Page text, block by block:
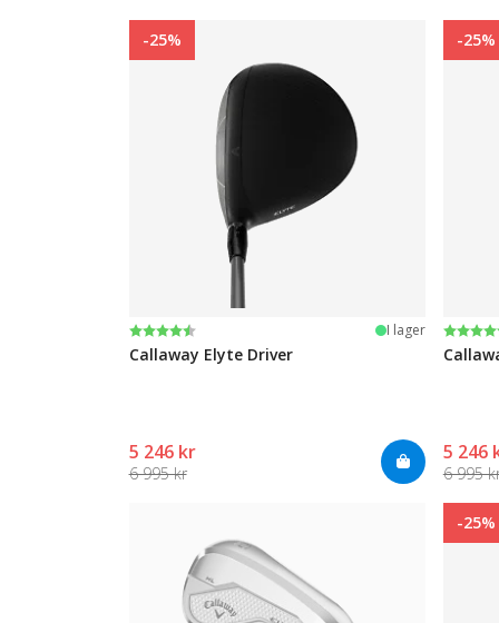
-25%
Betyg:
4.7 utav 5 stjärnor I lager
Callaway Elyte Driver
5 246 kr
6 995 kr
-25%
Betyg:
5.0
5 246
6 995
-25%